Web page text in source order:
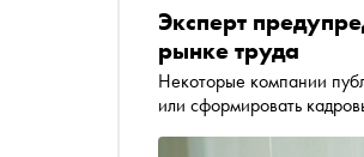
Эксперт
рынке труда
Некоторые компании
или сформировать